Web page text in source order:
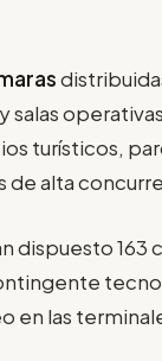
salas
turísticos,
de alta
dispuesto 163
en las